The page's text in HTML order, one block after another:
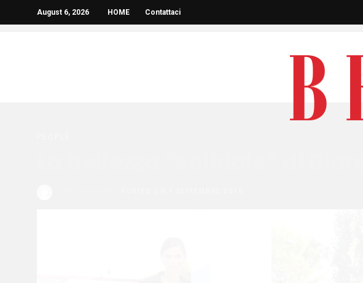
August 6, 2026 HOME Contattaci